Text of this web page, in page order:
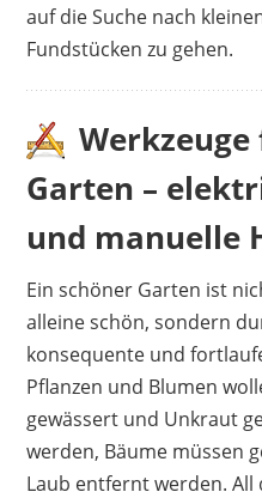
auf die Suche nach
Fundstücken zu gehen.
Garten –
und manuelle
Ein schöner Garten ist
alleine schön, sondern
konsequente und
Pflanzen und Blumen
gewässert und Unkraut
werden, Bäume müssen
Laub entfernt werden. All